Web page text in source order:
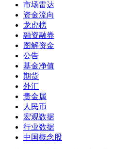
市场雷达
资金流向
龙虎榜
融资融券
图解资金
公告
基金净值
期货
外汇
贵金属
人民币
宏观数据
行业数据
中国概念股